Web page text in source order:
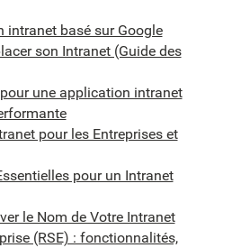
intranet basé sur Google
son Intranet (Guide des
une application intranet
pour les Entreprises et
pour un Intranet
le Nom de Votre Intranet
(RSE) : fonctionnalités,